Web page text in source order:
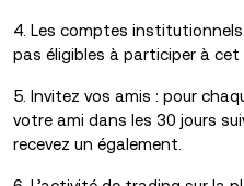
4. Les comptes
pas éligibles à participer à cet
5. Invitez vos amis : pour
votre ami dans les 30 jours
recevez un également.